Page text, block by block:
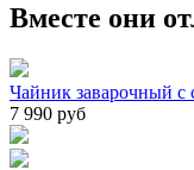
Вместе они
Чайник заварочный с
7 990 руб